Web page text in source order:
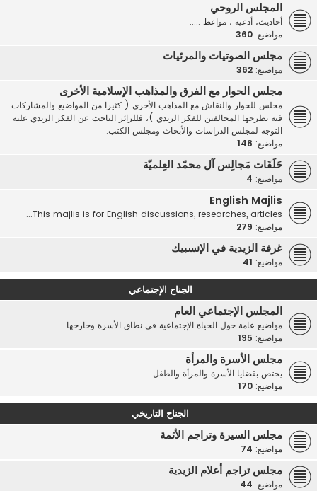
المجلس الروحي
أحاديث، أدعية ، مواعظ .....
مواضيع: 360
مجلس الصوتيات والمرئيات
مواضيع: 362
مجلس الحوار مع الفرق والمذاهب الإسلامية الأخرى
مجلس للحوار والنقاش مع المذاهب الأخرى ( كثيرا من المواضيع والمشاركات
فيه يطرحها المخالفين للفكر الزيدي )، فللزائر الباحث عن الفكر الزيدي عليه
التوجه لمجلس الدراسات والأبحاث ومجلس الكتب.
مواضيع: 148
حَلَقَات مَجالِس آل محمّد العِلميّة
مواضيع: 4
English Majlis
This majlis is for English discussions, researches, articles...
مواضيع: 279
غرفة الزيدية في الإنسبيك
مواضيع: 41
الجناح الإجتماعي
المجلس الإجتماعي العام
مواضيع عامة حول الحياة الإجتماعية في نطاق الأسرة وخارجها
مواضيع: 195
مجلس الأسرة والمرأة
يختص بقضايا الأسرة والمرأة والطفل
مواضيع: 170
الجناح التاريخي
مجلس السيرة وتراجم الأئمة
مواضيع: 74
مجلس تراجم أعلام الزيدية
مواضيع: 44